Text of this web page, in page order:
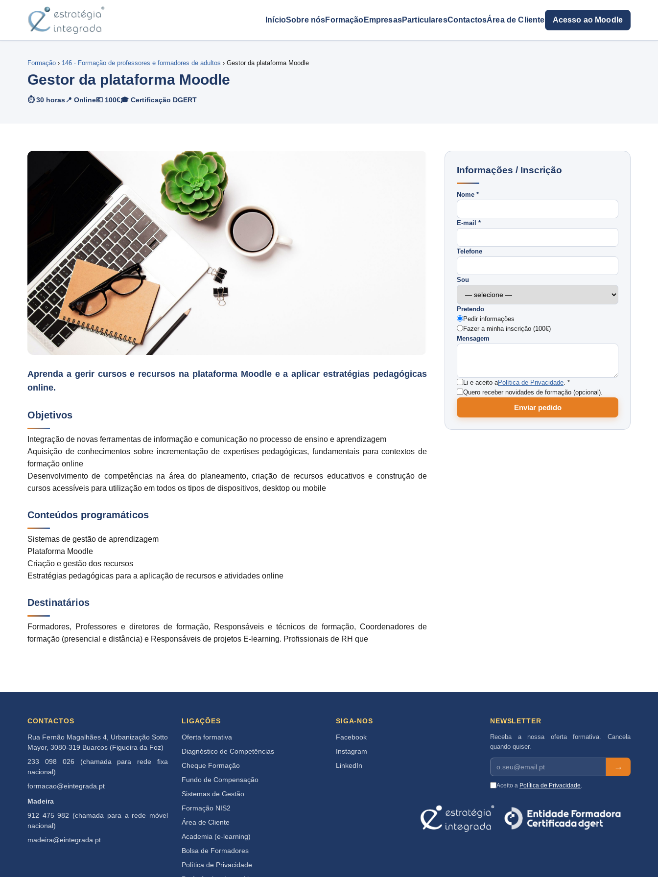
InícioSobre nósFormação EmpresasParticularesContactosÁrea de Cliente Acesso ao Moodle
Formação › 146 · Formação de professores e formadores de adultos › Gestor da plataforma Moodle
Gestor da plataforma Moodle
⏱ 30 horas📍 Online💶 100€🎓 Certificação DGERT
Aprenda a gerir cursos e recursos na plataforma Moodle e a aplicar estratégias pedagógicas
online.
Objetivos
Integração de novas ferramentas de informação e comunicação no processo de ensino e aprendizagem
Aquisição de conhecimentos sobre incrementação de expertises pedagógicas, fundamentais para contextos de
formação online
Desenvolvimento de competências na área do planeamento, criação de recursos educativos e construção de
cursos acessíveis para utilização em todos os tipos de dispositivos, desktop ou mobile
Conteúdos programáticos
Sistemas de gestão de aprendizagem
Plataforma Moodle
Criação e gestão dos recursos
Estratégias pedagógicas para a aplicação de recursos e atividades online
Destinatários
Formadores, Professores e diretores de formação, Responsáveis e técnicos de formação, Coordenadores de
formação (presencial e distância) e Responsáveis de projetos E-learning. Profissionais de RH que
Informações / Inscrição
Nome *
E-mail *
Telefone
Sou
Pretendo
Pedir informações
Fazer a minha inscrição (100€)
Mensagem
Li e aceito aPolítica de Privacidade. *
Quero receber novidades de formação (opcional).
Enviar pedido
CONTACTOS
Rua Fernão Magalhães 4, Urbanização Sotto
Mayor, 3080-319 Buarcos (Figueira da Foz)
233 098 026 (chamada para rede fixa
nacional)
formacao@eintegrada.pt
Madeira
912 475 982 (chamada para a rede móvel
nacional)
madeira@eintegrada.pt
LIGAÇÕES
Oferta formativa
Diagnóstico de Competências
Cheque Formação
Fundo de Compensação
Sistemas de Gestão
Formação NIS2
Área de Cliente
Academia (e-learning)
Bolsa de Formadores
Política de Privacidade
SIGA-NOS
Facebook
Instagram
LinkedIn
NEWSLETTER
Receba a nossa oferta formativa. Cancela
quando quiser.
→
Aceito a Política de Privacidade